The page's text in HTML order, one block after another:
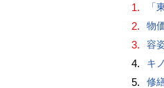
1. 「
2. 物
3. 容
4. キ
5. 修